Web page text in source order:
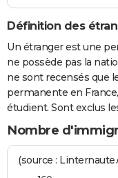
Définition des
Un étranger est une
ne possède pas la
ne sont recensés que
permanente en
étudient. Sont exclus
Nombre
(source :